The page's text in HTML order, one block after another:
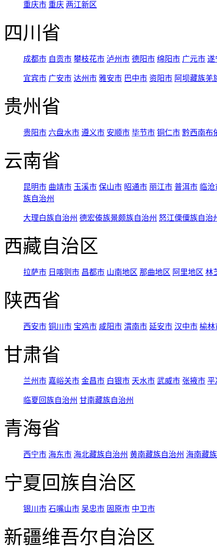
重庆市 重庆 两江新区
四川省
成都市 自贡市 攀枝花市 泸州市 德阳市 绵阳市 广元市 遂
宜宾市 广安市 达州市 雅安市 巴中市 资阳市 阿坝藏族羌
贵州省
贵阳市 六盘水市 遵义市 安顺市 毕节市 铜仁市 黔西南布
云南省
昆明市 曲靖市 玉溪市 保山市 昭通市 丽江市 普洱市 临
族自治州
大理白族自治州 德宏傣族景颇族自治州 怒江傈僳族自治
西藏自治区
拉萨市 日喀则市 昌都市 山南地区 那曲地区 阿里地区 林
陕西省
西安市 铜川市 宝鸡市 咸阳市 渭南市 延安市 汉中市 榆林
甘肃省
兰州市 嘉峪关市 金昌市 白银市 天水市 武威市 张掖市 平
临夏回族自治州 甘南藏族自治州
青海省
西宁市 海东市 海北藏族自治州 黄南藏族自治州 海南藏
宁夏回族自治区
银川市 石嘴山市 吴忠市 固原市 中卫市
新疆维吾尔自治区